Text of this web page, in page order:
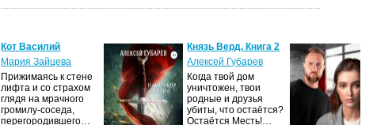
Кот Василий
Мария Зайцева
Прижимаясь к стене
лифта и со страхом
глядя на мрачного
громилу-соседа,
перегородившего…
Князь Верд. Книга 2
Алексей Губарев
Когда твой дом
уничтожен, твои
родные и друзья
убиты, что остаётся?
Остаётся Месть!…